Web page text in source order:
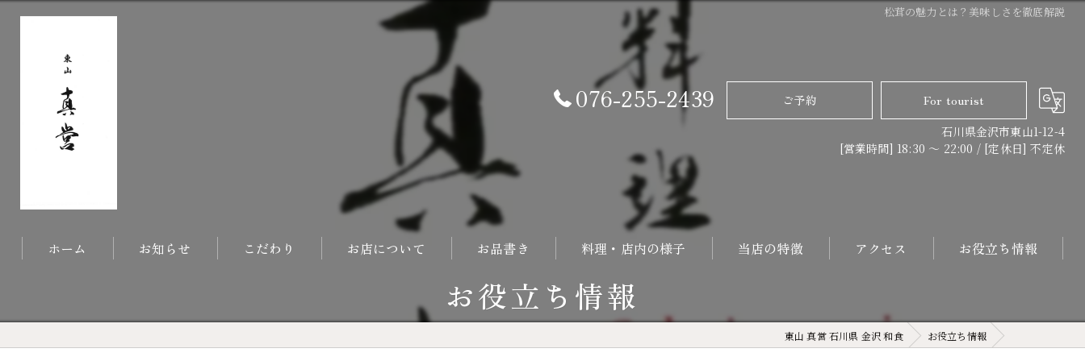
松茸の魅力とは？美味しさを徹底解説
076-255-2439 ご予約
For tourist
石川県金沢市東山1-12-4
[営業時間] 18:30 〜 22:00 / [定休日] 不定休
ホーム お知らせ こだわり お店について お品書き 料理・店内の様子 当店の特徴
コース
アクセス お役立ち情報
お役立ち情報
東山 真営 石川県 金沢 和食 お役立ち情報